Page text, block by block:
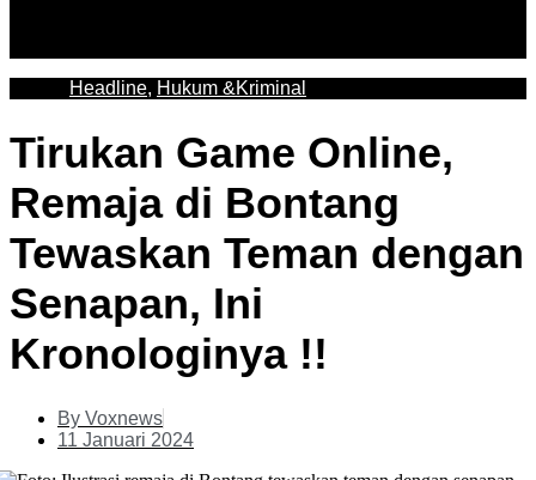
Headline, Hukum &Kriminal
Tirukan Game Online,
Remaja di Bontang
Tewaskan Teman dengan
Senapan, Ini
Kronologinya !!
By Voxnews
11 Januari 2024